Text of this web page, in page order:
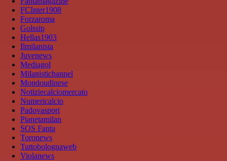
FCInter1908
Forzaroma
Golssip
Hellas1903
Ilmilanista
Juvenews
Mediagol
Milanistichannel
Mondoudinese
Notiziecalciomercato
Numericalcio
Padovasport
Pianetamilan
SOS Fanta
Toronews
Tuttobolognaweb
Violanews